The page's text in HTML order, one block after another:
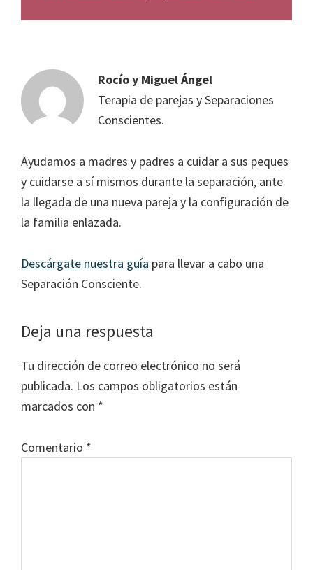
Rocío y Miguel Ángel
Terapia de parejas y Separaciones
Conscientes.
Ayudamos a madres y padres a cuidar a sus peques
y cuidarse a sí mismos durante la separación, ante
la llegada de una nueva pareja y la configuración de
la familia enlazada.
Descárgate nuestra guía para llevar a cabo una
Separación Consciente.
Interacciones
con
los
lectores
Deja una respuesta
Tu dirección de correo electrónico no será
publicada. Los campos obligatorios están
marcados con *
Comentario *